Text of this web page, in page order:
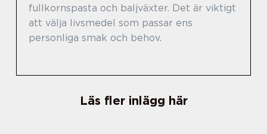
fullkornspasta och baljväxter. Det är viktigt
att välja livsmedel som passar ens
personliga smak och behov.
Läs fler inlägg här